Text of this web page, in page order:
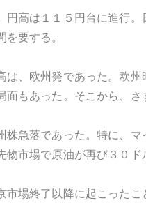
円高は１１５円台に進行
を要する。
は、欧州発であった。欧
面もあった。そこから、
株急落であった。特に、
物市場で原油が再び３０
市場終了以降に起こったこ